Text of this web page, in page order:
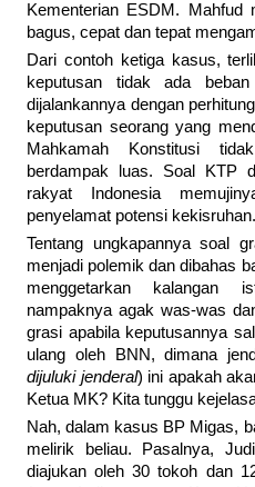
Kementerian ESDM. Mahfud
bagus, cepat dan tepat
Dari contoh ketiga kasus,
keputusan tidak ada
dijalankannya dengan
keputusan seorang yang
Mahkamah Konstitusi
berdampak luas. Soal KTP
rakyat Indonesia
penyelamat potensi kekisruhan.
Tentang ungkapannya soal
menjadi polemik dan dibahas
menggetarkan kalangan
nampaknya agak was-was
grasi apabila keputusannya
ulang oleh BNN, dimana
dijuluki jenderal) ini apakah
Ketua MK? Kita tunggu
Nah, dalam kasus BP Migas,
melirik beliau. Pasalnya,
diajukan oleh 30 tokoh dan